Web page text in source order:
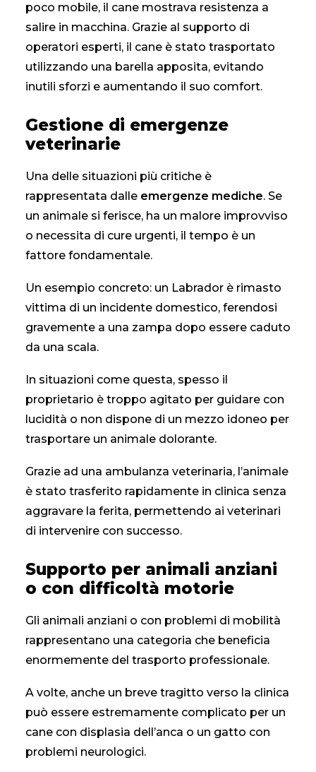
poco mobile, il cane mostrava resistenza a
salire in macchina. Grazie al supporto di
operatori esperti, il cane è stato trasportato
utilizzando una barella apposita, evitando
inutili sforzi e aumentando il suo comfort.
Gestione di emergenze
veterinarie
Una delle situazioni più critiche è
rappresentata dalle emergenze mediche. Se
un animale si ferisce, ha un malore improvviso
o necessita di cure urgenti, il tempo è un
fattore fondamentale.
Un esempio concreto: un Labrador è rimasto
vittima di un incidente domestico, ferendosi
gravemente a una zampa dopo essere caduto
da una scala.
In situazioni come questa, spesso il
proprietario è troppo agitato per guidare con
lucidità o non dispone di un mezzo idoneo per
trasportare un animale dolorante.
Grazie ad una ambulanza veterinaria, l’animale
è stato trasferito rapidamente in clinica senza
aggravare la ferita, permettendo ai veterinari
di intervenire con successo.
Supporto per animali anziani
o con difficoltà motorie
Gli animali anziani o con problemi di mobilità
rappresentano una categoria che beneficia
enormemente del trasporto professionale.
A volte, anche un breve tragitto verso la clinica
può essere estremamente complicato per un
cane con displasia dell’anca o un gatto con
problemi neurologici.